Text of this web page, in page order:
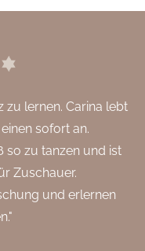
zu lernen. Carina lebt
sofort an.
so zu tanzen und ist
Zuschauer.
und erlernen